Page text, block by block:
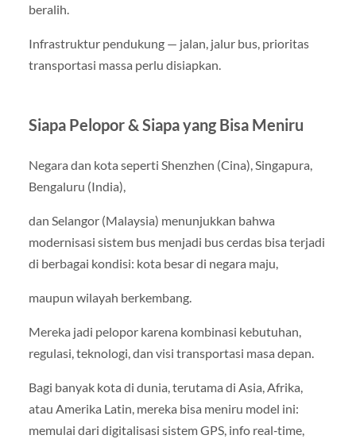
beralih.
Infrastruktur pendukung — jalan, jalur bus, prioritas
transportasi massa perlu disiapkan.
Siapa Pelopor & Siapa yang Bisa Meniru
Negara dan kota seperti Shenzhen (Cina), Singapura,
Bengaluru (India),
dan Selangor (Malaysia) menunjukkan bahwa
modernisasi sistem bus menjadi bus cerdas bisa terjadi
di berbagai kondisi: kota besar di negara maju,
maupun wilayah berkembang.
Mereka jadi pelopor karena kombinasi kebutuhan,
regulasi, teknologi, dan visi transportasi masa depan.
Bagi banyak kota di dunia, terutama di Asia, Afrika,
atau Amerika Latin, mereka bisa meniru model ini:
memulai dari digitalisasi sistem GPS, info real‑time,